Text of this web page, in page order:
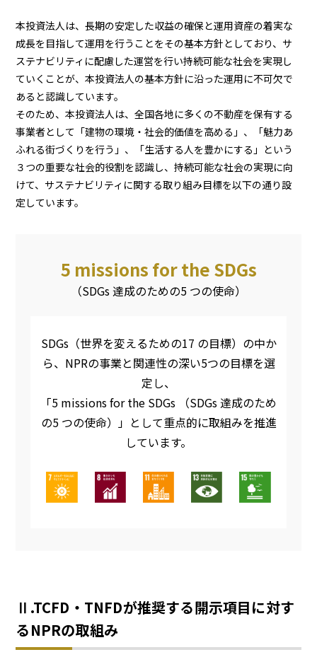
本投資法人は、長期の安定した収益の確保と運用資産の着実な
成長を目指して運用を行うことをその基本方針としており、サ
ステナビリティに配慮した運営を行い持続可能な社会を実現し
ていくことが、本投資法人の基本方針に沿った運用に不可欠で
あると認識しています。
そのため、本投資法人は、全国各地に多くの不動産を保有する
事業者として「建物の環境・社会的価値を高める」、「魅力あ
ふれる街づくりを行う」、「生活する人を豊かにする」という
３つの重要な社会的役割を認識し、持続可能な社会の実現に向
けて、サステナビリティに関する取り組み目標を以下の通り設
定しています。
5 missions for the SDGs
（SDGs 達成のための5 つの使命）
SDGs（世界を変えるための17 の目標）の中か
ら、NPRの事業と関連性の深い5つの目標を選
定し、
「5 missions for the SDGs （SDGs 達成のため
の5 つの使命）」として重点的に取組みを推進
しています。
Ⅱ.TCFD・TNFDが推奨する開示項目に対す
るNPRの取組み